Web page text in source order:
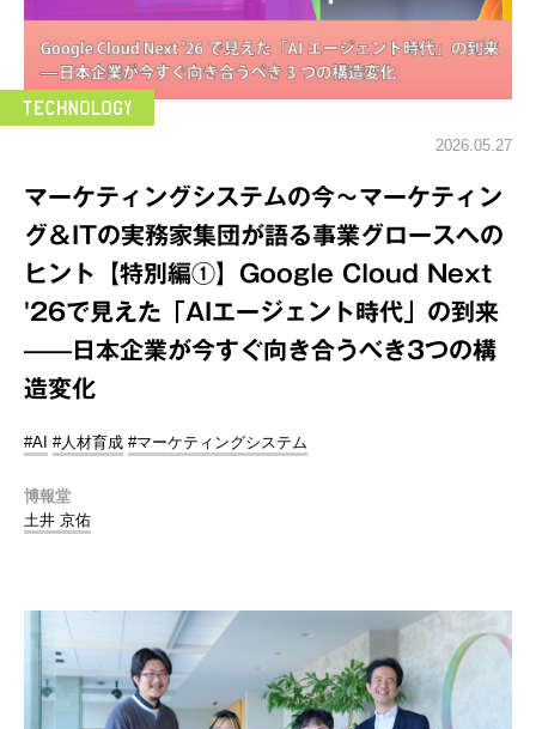
2026.05.27
マーケティングシステムの今～マーケティン
グ＆ITの実務家集団が語る事業グロースへの
ヒント【特別編①】Google Cloud Next
'26で見えた「AIエージェント時代」の到来
——日本企業が今すぐ向き合うべき3つの構
造変化
#AI #人材育成 #マーケティングシステム
博報堂
土井 京佑